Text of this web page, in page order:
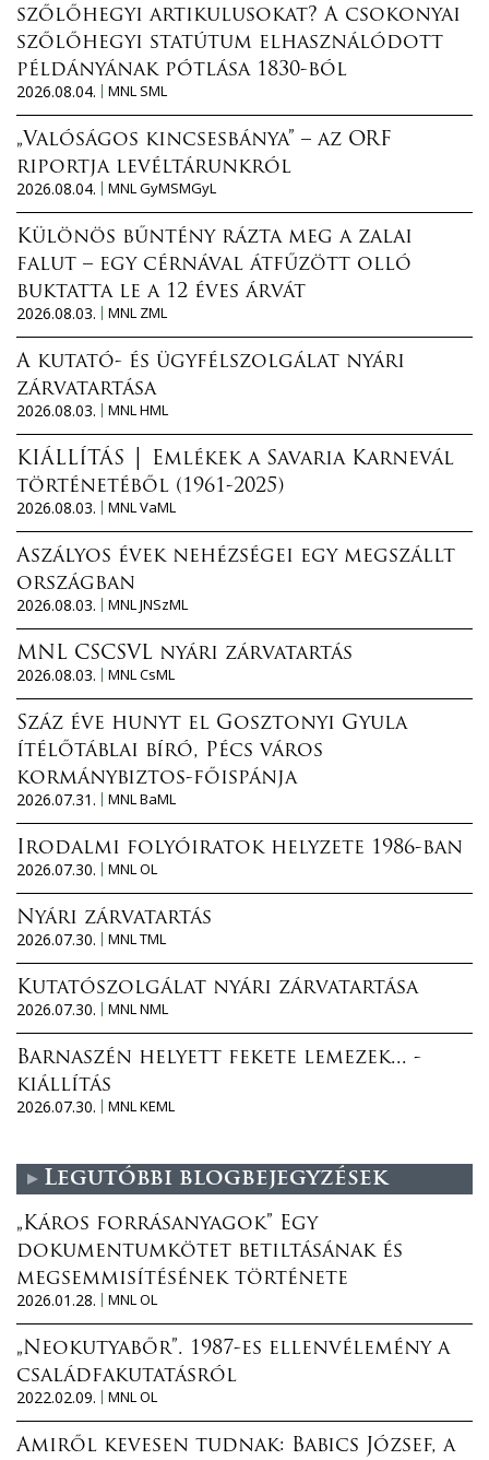
szőlőhegyi artikulusokat? A csokonyai
szőlőhegyi statútum elhasználódott
példányának pótlása 1830-ból
2026.08.04.
MNL SML
„Valóságos kincsesbánya” – az ORF
riportja levéltárunkról
2026.08.04.
MNL GyMSMGyL
Különös bűntény rázta meg a zalai
falut – egy cérnával átfűzött olló
buktatta le a 12 éves árvát
2026.08.03.
MNL ZML
A kutató- és ügyfélszolgálat nyári
zárvatartása
2026.08.03.
MNL HML
KIÁLLÍTÁS │ Emlékek a Savaria Karnevál
történetéből (1961-2025)
2026.08.03.
MNL VaML
Aszályos évek nehézségei egy megszállt
országban
2026.08.03.
MNL JNSzML
MNL CSCSVL nyári zárvatartás
2026.08.03.
MNL CsML
Száz éve hunyt el Gosztonyi Gyula
ítélőtáblai bíró, Pécs város
kormánybiztos-főispánja
2026.07.31.
MNL BaML
Irodalmi folyóiratok helyzete 1986-ban
2026.07.30.
MNL OL
Nyári zárvatartás
2026.07.30.
MNL TML
Kutatószolgálat nyári zárvatartása
2026.07.30.
MNL NML
Barnaszén helyett fekete lemezek... -
kiállítás
2026.07.30.
MNL KEML
Legutóbbi blogbejegyzések
„Káros forrásanyagok” Egy
dokumentumkötet betiltásának és
megsemmisítésének története
2026.01.28.
MNL OL
„Neokutyabőr”. 1987-es ellenvélemény a
családfakutatásról
2022.02.09.
MNL OL
Amiről kevesen tudnak: Babics József, a